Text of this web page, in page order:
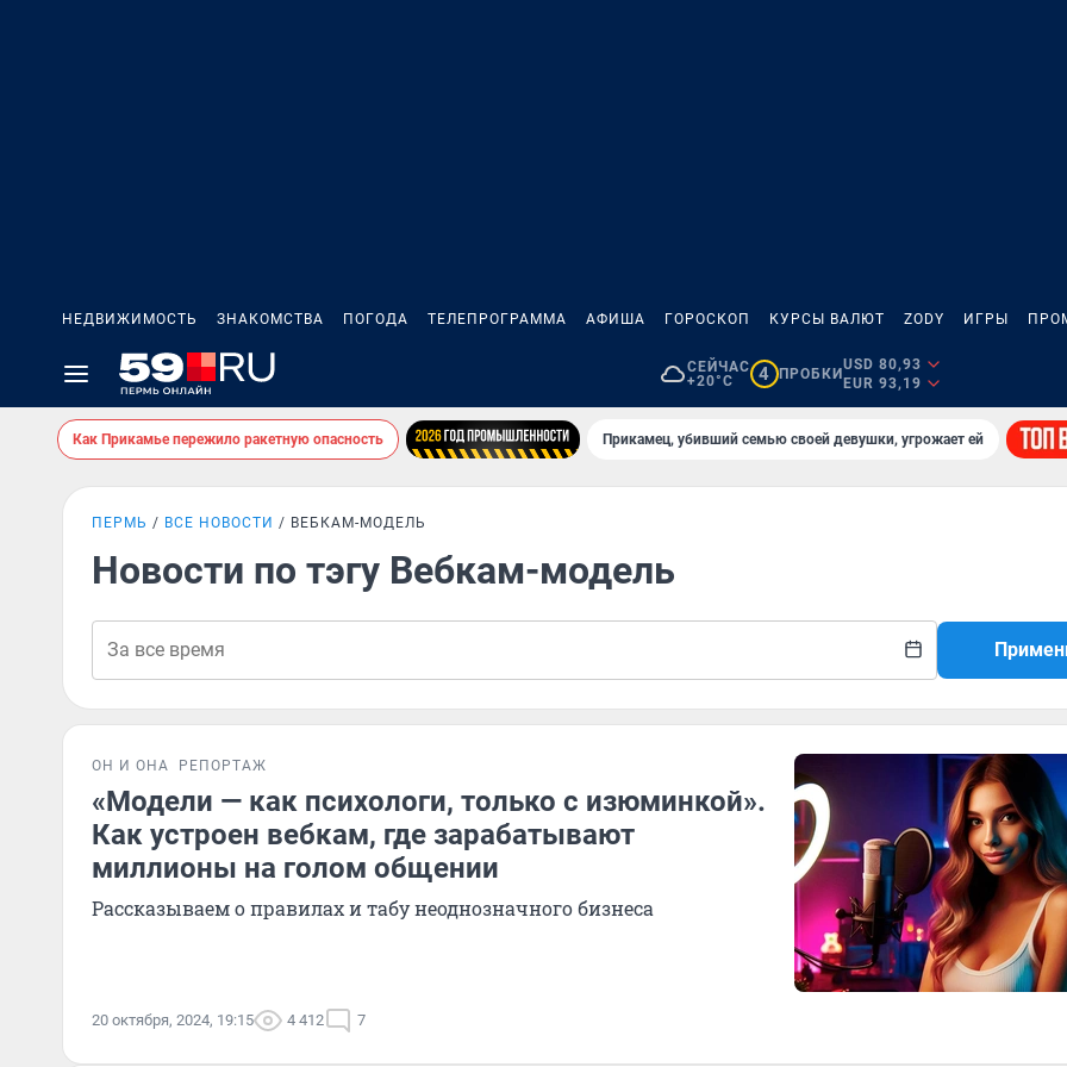
НЕДВИЖИМОСТЬ ЗНАКОМСТВА ПОГОДА ТЕЛЕПРОГРАММА АФИША ГОРОСКОП КУРСЫ ВАЛЮТ ZODY ИГРЫ
СЕЙЧАС
+20°C
4 ПРОБКИ
USD 80,93
EUR 93,19
Как Прикамье пережило ракетную опасность Прикамец, убивший семью своей девушки, угрожает ей
ПЕРМЬ ВСЕ НОВОСТИ ВЕБКАМ-МОДЕЛЬ
Новости по тэгу Вебкам-модель
ОН И ОНА РЕПОРТАЖ
«Модели — как психологи, только с изюминкой».
Как устроен вебкам, где зарабатывают
миллионы на голом общении
Рассказываем о правилах и табу неоднозначного бизнеса
20 октября, 2024, 19:15 4 412 7